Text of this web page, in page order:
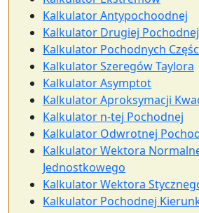
Kalkulator Antypochoodnej
Kalkulator Drugiej Pochodnej
Kalkulator Pochodnych
Kalkulator Szeregów Taylora
Kalkulator Asymptot
Kalkulator Aproksymacji
Kalkulator n-tej Pochodnej
Kalkulator Odwrotnej
Kalkulator Wektora
Jednostkowego
Kalkulator Wektora
Kalkulator Pochodnej